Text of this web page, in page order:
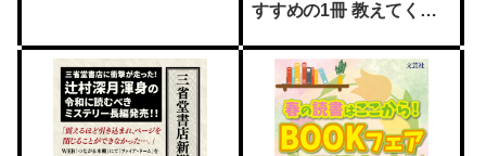
すすめの1冊 教えてくだ